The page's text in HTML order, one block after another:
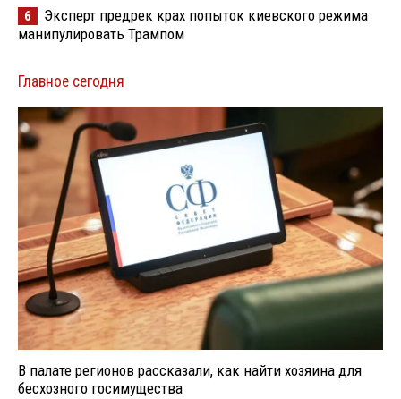
6
Эксперт предрек крах попыток киевского режима
манипулировать Трампом
Главное сегодня
В палате регионов рассказали, как найти хозяина для
бесхозного госимущества